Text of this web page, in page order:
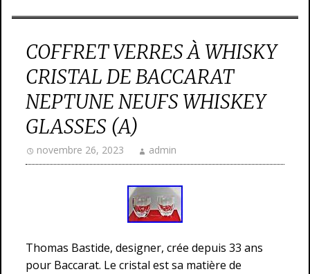
COFFRET VERRES À WHISKY
CRISTAL DE BACCARAT
NEPTUNE NEUFS WHISKEY
GLASSES (A)
novembre 26, 2023 admin
Thomas Bastide, designer, crée depuis 33 ans
pour Baccarat. Le cristal est sa matière de